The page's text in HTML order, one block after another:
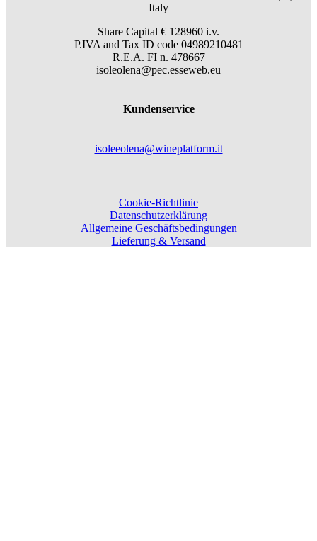
Italy
Share Capital € 128960 i.v.
P.IVA and Tax ID code 04989210481
R.E.A. FI n. 478667
isoleolena@pec.esseweb.eu
Kundenservice
isoleeolena@wineplatform.it
Cookie-Richtlinie
Datenschutzerklärung
Allgemeine Geschäftsbedingungen
Lieferung & Versand